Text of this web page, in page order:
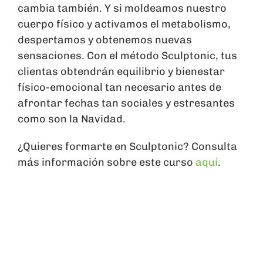
cambia también. Y si moldeamos nuestro
cuerpo físico y activamos el metabolismo,
despertamos y obtenemos nuevas
sensaciones. Con el método Sculptonic, tus
clientas obtendrán equilibrio y bienestar
físico-emocional tan necesario antes de
afrontar fechas tan sociales y estresantes
como son la Navidad.
¿Quieres formarte en Sculptonic? Consulta
más información sobre este curso aquí.